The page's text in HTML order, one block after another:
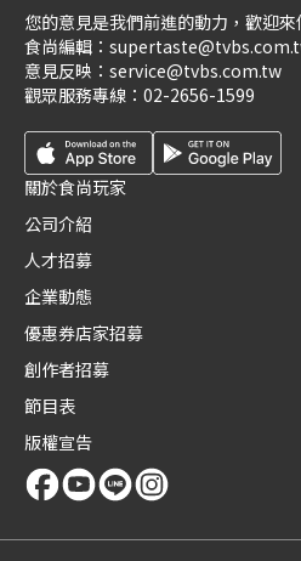
您的意見是我們前進的動力，歡迎
食尚編輯：
意見反映： service@tvbs.com.tw
觀眾服務專線： 02-2656-1599
關於食尚玩家
公司介紹
人才招募
企業動態
優惠券店家招募
創作者招募
節目表
版權宣告